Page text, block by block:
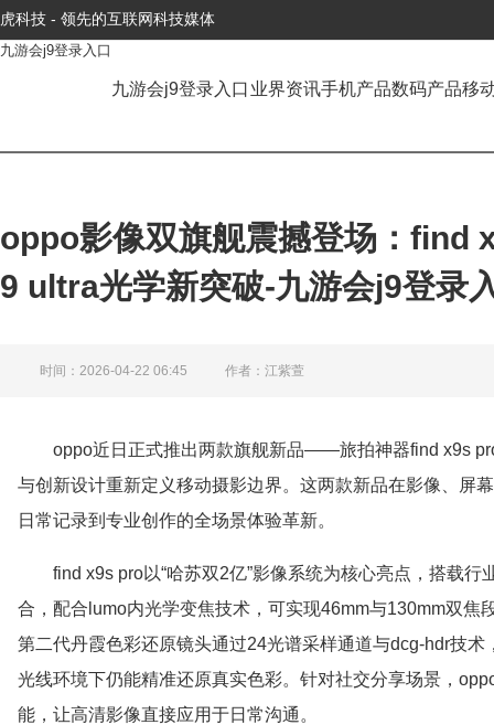
虎科技 - 领先的互联网科技媒体
九游会j9登录入口
九游会j9登录入口 业界资讯手机产品数码产品移
oppo影像双旗舰震撼登场：find
9 ultra光学新突破-九游会j9登录
时间：2026-04-22 06:45 作者：江紫萱
oppo近日正式推出两款旗舰新品——旅拍神器find x9s
与创新设计重新定义移动摄影边界。这两款新品在影像、屏
日常记录到专业创作的全场景体验革新。
find x9s pro以“哈苏双2亿”影像系统为核心亮点，搭载
合，配合lumo内光学变焦技术，可实现46mm与130mm双焦
第二代丹霞色彩还原镜头通过24光谱采样通道与dcg-hdr技
光线环境下仍能精准还原真实色彩。针对社交分享场景，
能，让高清影像直接应用于日常沟通。